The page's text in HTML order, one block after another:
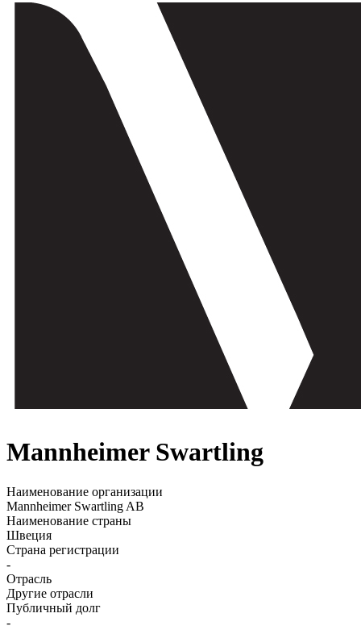
Mannheimer Swartling
Наименование организации
Mannheimer Swartling AB
Наименование страны
Швеция
Страна регистрации
-
Отрасль
Другие отрасли
Публичный долг
-